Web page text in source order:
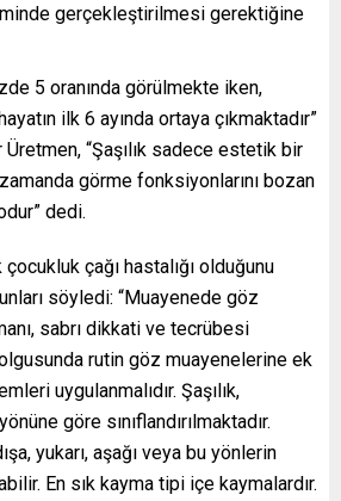
gerçekleştirilmesi gerektiğine
5 oranında görülmekte iken,
ilk 6 ayında ortaya çıkmaktadır”
“Şaşılık sadece estetik bir
görme fonksiyonlarını bozan
dedi.
çocukluk çağı hastalığı olduğunu
söyledi: “Muayenede göz
sabrı dikkati ve tecrübesi
olgusunda rutin göz muayenelerine ek
uygulanmalıdır. Şaşılık,
göre sınıflandırılmaktadır.
yukarı, aşağı veya bu yönlerin
En sık kayma tipi içe kaymalardır.